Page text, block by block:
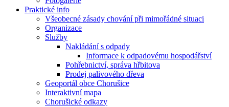
Praktické info
Všeobecné zásady chování při mimořádné situaci
Organizace
Služby
Nakládání s odpady
Informace k odpadovému hospodářství
Pohřebnictví, správa hřbitova
Prodej palivového dřeva
Geoportál obce Chorušice
Interaktivní mapa
Chorušické odkazy